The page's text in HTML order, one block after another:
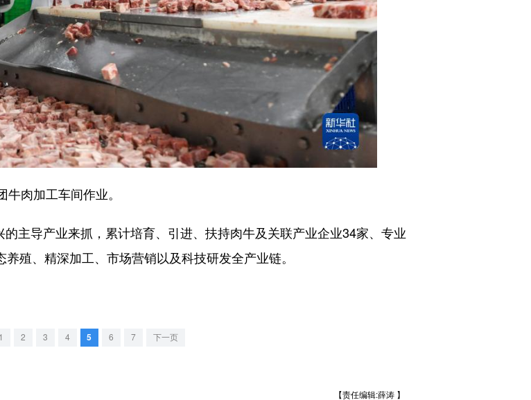
肉加工车间作业。
导产业来抓，累计培育、引进、扶持肉牛及关联产业企业34家、专业
殖、精深加工、市场营销以及科技研发全产业链。
1 2 3 4 5 6 7 下一页
【责任编辑:薛涛 】